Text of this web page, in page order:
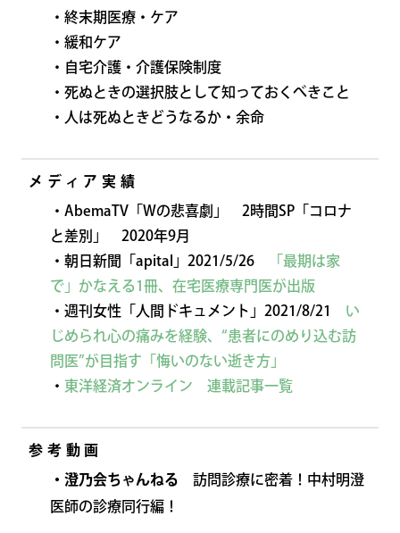
・終末期医療・ケア
・緩和ケア
・自宅介護・介護保険制度
・死ぬときの選択肢として知っておくべきこと
・人は死ぬときどうなるか・余命
メディア実績
・AbemaTV「Wの悲喜劇」 2時間SP「コロナ
と差別」 2020年9月
・朝日新聞「apital」2021/5/26 「最期は家
で」かなえる1冊、在宅医療専門医が出版
・週刊女性「人間ドキュメント」2021/8/21 い
じめられ心の痛みを経験、“患者にのめり込む訪
問医”が目指す「悔いのない逝き方」
・ 東洋経済オンライン 連載記事一覧
参考動画
・澄乃会ちゃんねる 訪問診療に密着！中村明澄
医師の診療同行編！